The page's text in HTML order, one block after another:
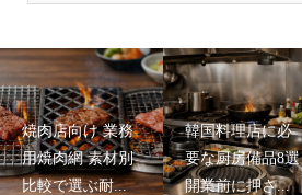
焼肉店向け 業務
用焼肉網 素材別
比較で選ぶ耐...
韓国料理店に必
要な厨房備品8選
開業前に押さ...